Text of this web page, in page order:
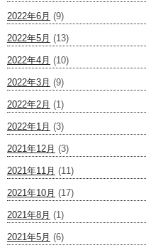
2022年6月 (9)
2022年5月 (13)
2022年4月 (10)
2022年3月 (9)
2022年2月 (1)
2022年1月 (3)
2021年12月 (3)
2021年11月 (11)
2021年10月 (17)
2021年8月 (1)
2021年5月 (6)